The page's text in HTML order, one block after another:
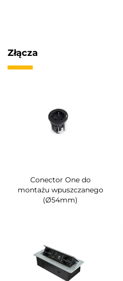
Złącza
Conector One do
montażu wpuszczanego
(Ø54mm)